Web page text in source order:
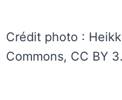
Crédit photo :
Commons, CC BY